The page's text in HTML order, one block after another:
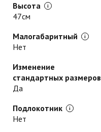
Высота
47см
Малогабаритный
Нет
Изменение
стандартных размеров
Да
Подлокотник
Нет